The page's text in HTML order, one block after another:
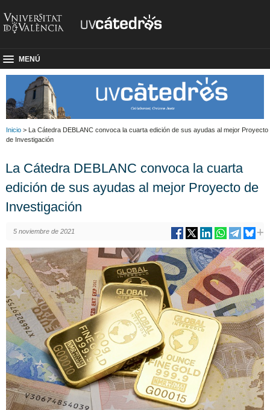
MENÚ
Inicio > La Cátedra DEBLANC convoca la cuarta edición de sus ayudas al mejor Proyecto
de Investigación
La Cátedra DEBLANC convoca la cuarta
edición de sus ayudas al mejor Proyecto de
Investigación
5 noviembre de 2021